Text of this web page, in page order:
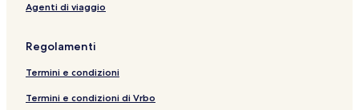
Agenti di viaggio
Regolamenti
Termini e condizioni
Termini e condizioni di Vrbo